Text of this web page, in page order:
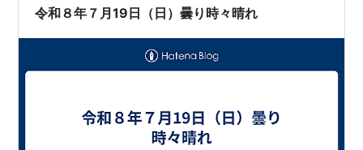
令和８年７月19日（日）曇り時々晴れ